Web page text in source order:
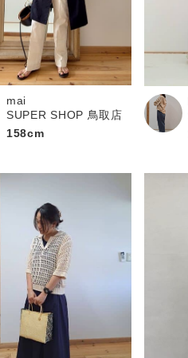
mai
SUPER SHOP 鳥取店
158cm